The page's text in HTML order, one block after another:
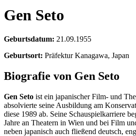
Gen Seto
Geburtsdatum: 21.09.1955
Geburtsort: Präfektur Kanagawa, Japan
Biografie von Gen Seto
Gen Seto ist ein japanischer Film- und
absolvierte seine Ausbildung am
diese 1989 ab. Seine Schauspielkarriere
Jahre an Theatern in Wien und bei Film
neben japanisch auch fließend deutsch,